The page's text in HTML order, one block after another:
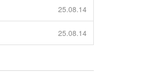
25.08.14
25.08.14